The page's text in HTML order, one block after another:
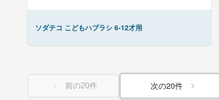
ソダテコ こどもハブラシ 6-12才用
前の20件 次の20件